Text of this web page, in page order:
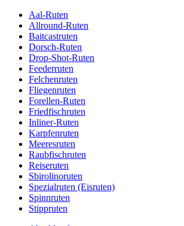
Aal-Ruten
Allround-Ruten
Baitcastruten
Dorsch-Ruten
Drop-Shot-Ruten
Feederruten
Felchenruten
Fliegenruten
Forellen-Ruten
Friedfischruten
Inliner-Ruten
Karpfenruten
Meeresruten
Raubfischruten
Reiseruten
Sbirolinoruten
Spezialruten (Eisruten)
Spinnruten
Stippruten